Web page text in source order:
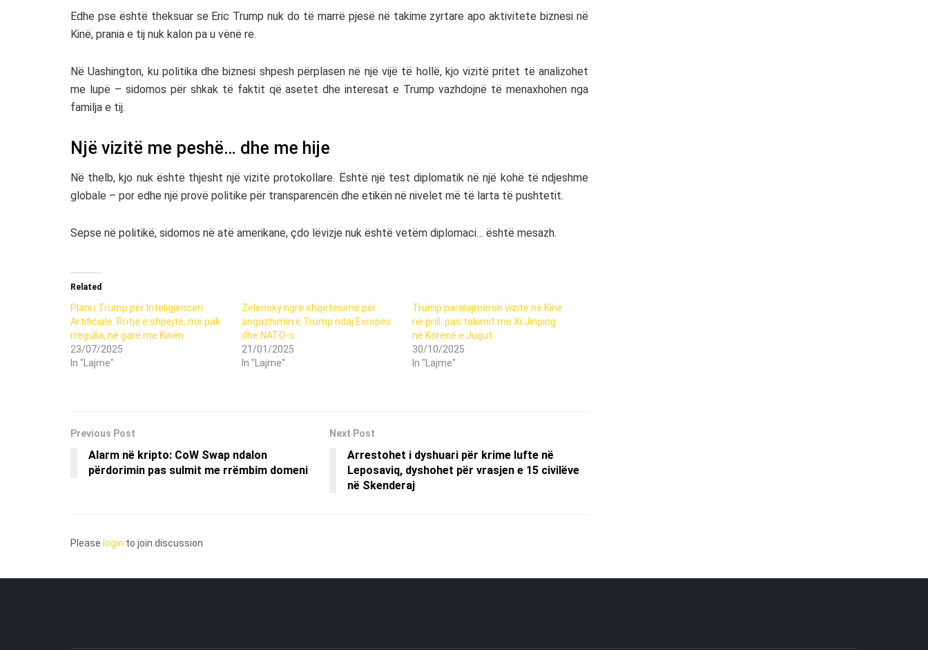
Edhe pse është theksuar se Eric Trump nuk do të marrë pjesë në takime zyrtare apo aktivitete biznesi në
Kinë, prania e tij nuk kalon pa u vënë re.
Në Uashington, ku politika dhe biznesi shpesh përplasen në një vijë të hollë, kjo vizitë pritet të analizohet
me lupë – sidomos për shkak të faktit që asetet dhe interesat e Trump vazhdojnë të menaxhohen nga
familja e tij.
Një vizitë me peshë… dhe me hije
Në thelb, kjo nuk është thjesht një vizitë protokollare. Është një test diplomatik në një kohë të ndjeshme
globale – por edhe një provë politike për transparencën dhe etikën në nivelet më të larta të pushtetit.
Sepse në politikë, sidomos në atë amerikane, çdo lëvizje nuk është vetëm diplomaci… është mesazh.
Related
Plani i Trump për Inteligjencën
Artificiale: Rritje e shpejtë, më pak
rregulla, në garë me Kinën
23/07/2025
In "Lajme"
Zelensky ngre shqetësime për
angazhimin e Trump ndaj Evropës
dhe NATO-s
21/01/2025
In "Lajme"
Trump paralajmëron vizitë në Kinë
në prill, pas takimit me Xi Jinping
në Korenë e Jugut
30/10/2025
In "Lajme"
Previous Post
Alarm në kripto: CoW Swap ndalon
përdorimin pas sulmit me rrëmbim domeni
Next Post
Arrestohet i dyshuari për krime lufte në
Leposaviq, dyshohet për vrasjen e 15 civilëve
në Skenderaj
Please login to join discussion